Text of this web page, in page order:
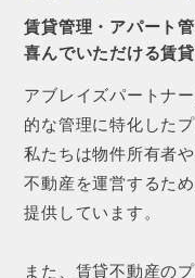
賃貸管理・アパート
喜んでいただける賃
アブレイズパートナ
的な管理に特化した
私たちは物件所有者
不動産を運営するた
提供しています。
また、賃貸不動産の